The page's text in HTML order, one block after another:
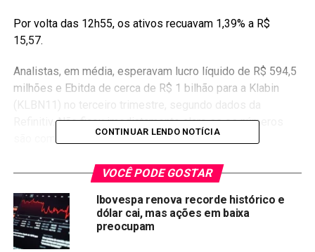
Por volta das 12h55, os ativos recuavam 1,39% a R$
15,57.
Analistas, em média, esperavam lucro líquido de R$ 594,5
milhões e Ebitda de cerca de R$ 1 bilhão para a Klabin
(KLBN11) no terceiro trimestre, segundo dados da
Refinitiv. Não ficou imediatamente claro se os números
são comparáveis.
A Klabin (KLBN11) terminou o trimestre com uma relação
de dívida líquida sobre Ebitda de 3,4 vezes em reais ante
3 vezes no segundo trimestre e 3,4 vezes no terceiro
trimestre de 2018. Em dólares, a alavancagem passou de
3 vezes no final de setembro do ano passado para 3,1
CONTINUAR LENDO NOTÍCIA
VOCÊ PODE GOSTAR
Ibovespa renova recorde histórico e
dólar cai, mas ações em baixa
preocupam